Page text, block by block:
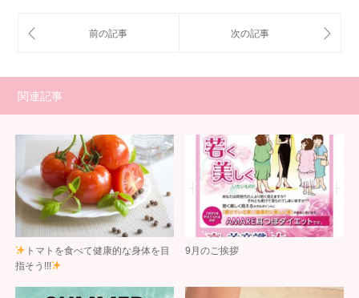
関連記事
トマトを食べて健康的な身体を目
指そう!!!
9月のご挨拶